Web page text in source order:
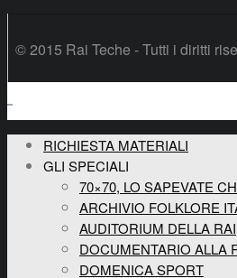
© 2015 Rai Teche - Tutti i diritti
RICHIESTA MATERIALI
GLI SPECIALI
70×70, LO SAPEVATE
ARCHIVIO FOLKLORE
AUDITORIUM DELLA RAI
DOCUMENTARIO ALLA
DOMENICA SPORT